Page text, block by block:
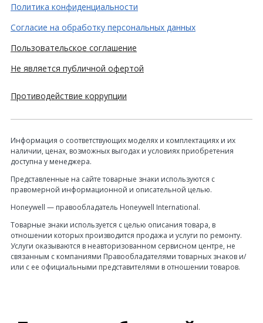
Политика конфиденциальности
Согласие на обработку персональных данных
Пользовательское соглашение
Не является публичной офертой
Противодействие коррупции
Информация о соответствующих моделях и комплектациях и их
наличии, ценах, возможных выгодах и условиях приобретения
доступна у менеджера.
Представленные на сайте товарные знаки используются с
правомерной информационной и описательной целью.
Honeywell — правообладатель Honeywell International.
Товарные знаки используется с целью описания товара, в
отношении которых производится продажа и услуги по ремонту.
Услуги оказываются в неавторизованном сервисном центре, не
связанным с компаниями Правообладателями товарных знаков и/
или с ее официальными представителями в отношении товаров.